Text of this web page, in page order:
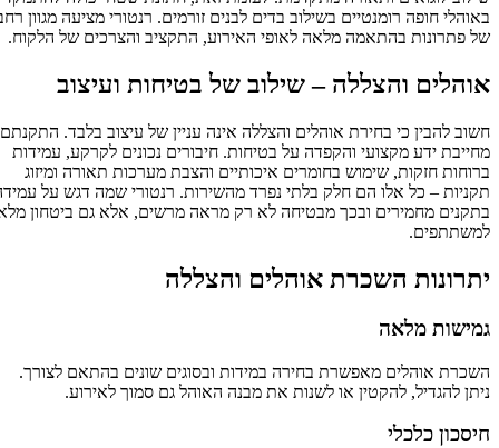
באוהלי חופה רומנטיים בשילוב בדים לבנים זורמים. רנטורי מציעה מגוון רחב
של פתרונות בהתאמה מלאה לאופי האירוע, התקציב והצרכים של הלקוח.
אוהלים והצללה – שילוב של בטיחות ועיצוב
חשוב להבין כי בחירת אוהלים והצללה אינה עניין של עיצוב בלבד. התקנתם
מחייבת ידע מקצועי והקפדה על בטיחות. חיבורים נכונים לקרקע, עמידות
ברוחות חזקות, שימוש בחומרים איכותיים והצבת מערכות תאורה ומיזוג
תקניות – כל אלו הם חלק בלתי נפרד מהשירות. רנטורי שמה דגש על עמידה
בתקנים מחמירים ובכך מבטיחה לא רק מראה מרשים, אלא גם ביטחון מלא
למשתתפים.
יתרונות השכרת אוהלים והצללה
גמישות מלאה
השכרת אוהלים מאפשרת בחירה במידות ובסוגים שונים בהתאם לצורך.
ניתן להגדיל, להקטין או לשנות את מבנה האוהל גם סמוך לאירוע.
חיסכון כלכלי